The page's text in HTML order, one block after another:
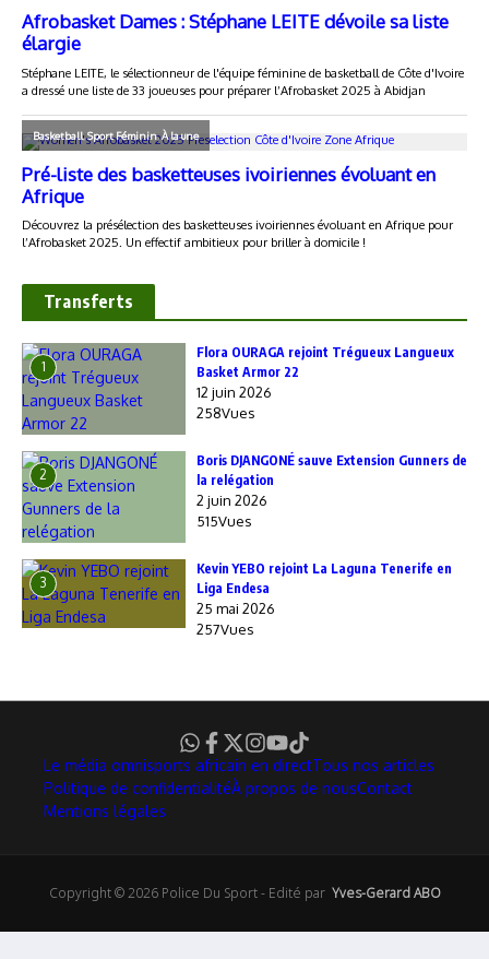
Transferts
1
Flora OURAGA rejoint Trégueux Langueux
Basket Armor 22
12 juin 2026
258Vues
2
Boris DJANGONÉ sauve Extension Gunners de
la relégation
2 juin 2026
515Vues
3
Kevin YEBO rejoint La Laguna Tenerife en
Liga Endesa
25 mai 2026
257Vues
Le média omnisports africain en directTous nos articles
Politique de confidentialitéÀ propos de nousContact
Mentions légales
Copyright © 2026 Police Du Sport - Edité par Yves-Gerard ABO